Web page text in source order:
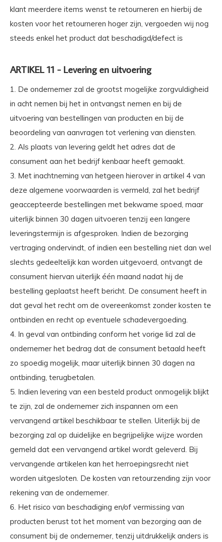
klant meerdere items wenst te retourneren en hierbij de
kosten voor het retourneren hoger zijn, vergoeden wij nog
steeds enkel het product dat beschadigd/defect is
ARTIKEL 11 - Levering en uitvoering
1. De ondernemer zal de grootst mogelijke zorgvuldigheid
in acht nemen bij het in ontvangst nemen en bij de
uitvoering van bestellingen van producten en bij de
beoordeling van aanvragen tot verlening van diensten.
2. Als plaats van levering geldt het adres dat de
consument aan het bedrijf kenbaar heeft gemaakt.
3. Met inachtneming van hetgeen hierover in artikel 4 van
deze algemene voorwaarden is vermeld, zal het bedrijf
geaccepteerde bestellingen met bekwame spoed, maar
uiterlijk binnen 30 dagen uitvoeren tenzij een langere
leveringstermijn is afgesproken. Indien de bezorging
vertraging ondervindt, of indien een bestelling niet dan wel
slechts gedeeltelijk kan worden uitgevoerd, ontvangt de
consument hiervan uiterlijk één maand nadat hij de
bestelling geplaatst heeft bericht. De consument heeft in
dat geval het recht om de overeenkomst zonder kosten te
ontbinden en recht op eventuele schadevergoeding.
4. In geval van ontbinding conform het vorige lid zal de
ondernemer het bedrag dat de consument betaald heeft
zo spoedig mogelijk, maar uiterlijk binnen 30 dagen na
ontbinding, terugbetalen.
5. Indien levering van een besteld product onmogelijk blijkt
te zijn, zal de ondernemer zich inspannen om een
vervangend artikel beschikbaar te stellen. Uiterlijk bij de
bezorging zal op duidelijke en begrijpelijke wijze worden
gemeld dat een vervangend artikel wordt geleverd. Bij
vervangende artikelen kan het herroepingsrecht niet
worden uitgesloten. De kosten van retourzending zijn voor
rekening van de ondernemer.
6. Het risico van beschadiging en/of vermissing van
producten berust tot het moment van bezorging aan de
consument bij de ondernemer, tenzij uitdrukkelijk anders is